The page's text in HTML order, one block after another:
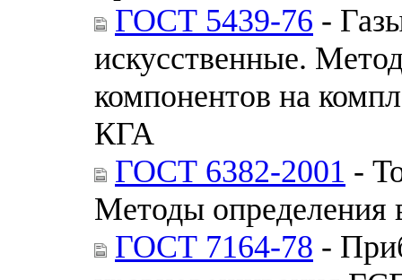
ГОСТ 5439-76 -
искусственные.
компонентов на
КГА
ГОСТ 6382-2001 -
Методы определения
ГОСТ 7164-78 -